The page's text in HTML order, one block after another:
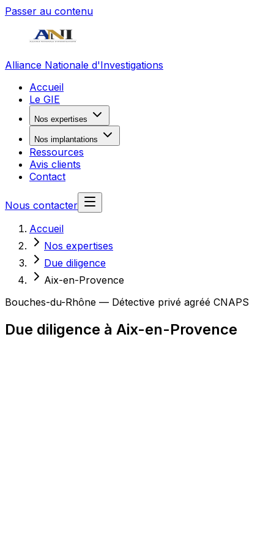
Passer au contenu
Alliance Nationale d'Investigations
Accueil
Le GIE
Nos expertises
Nos implantations
Ressources
Avis clients
Contact
Nous contacter
Accueil
Nos expertises
Due diligence
Aix-en-Provence
Bouches-du-Rhône — Détective privé agréé CNAPS
Due diligence à Aix-en-Provence